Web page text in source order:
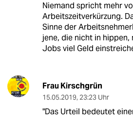
Niemand spricht mehr
Arbeitszeitverkürzung.
Sinne der
jene, die nicht in
Jobs viel Geld
Frau Kirschgrün
15.05.2019, 23:23 Uhr
"Das Urteil bedeutet